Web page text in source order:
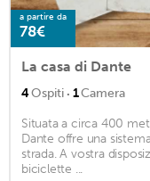
a partire da
78€
La casa di Dante
4Ospiti · 1Camera
Situata a circa 400
Dante offre una
strada. A vostra
biciclette ...